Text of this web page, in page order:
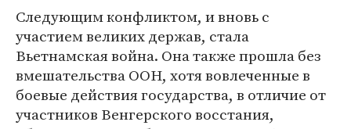
Следующим конфликтом, и вновь с
участием великих держав, стала
Вьетнамская война. Она также прошла без
вмешательства ООН, хотя вовлеченные в
боевые действия государства, в отличие от
участников Венгерского восстания,